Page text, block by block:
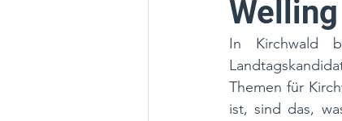
In Kirchwald
Themen für
ist, sind das,